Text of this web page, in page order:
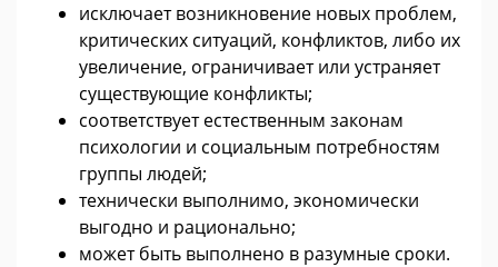
исключает возникновение новых проблем,
критических ситуаций, конфликтов, либо их
увеличение, ограничивает или устраняет
существующие конфликты;
соответствует естественным законам
психологии и социальным потребностям
группы людей;
технически выполнимо, экономически
выгодно и рационально;
может быть выполнено в разумные сроки.